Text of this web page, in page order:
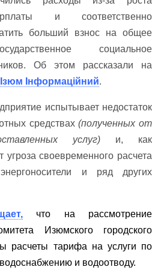
и соответственно
больший взнос на общее
социальное
Об этом рассказали на
Ізюм Інформаційний.
испытывает недостаток
средствах(полученных от
услуг) и, как
угроза своевременного расчета
и ряд других
что на рассмотрение
Изюмского городского
расчеты тарифа на услуги по
и водоотводу.